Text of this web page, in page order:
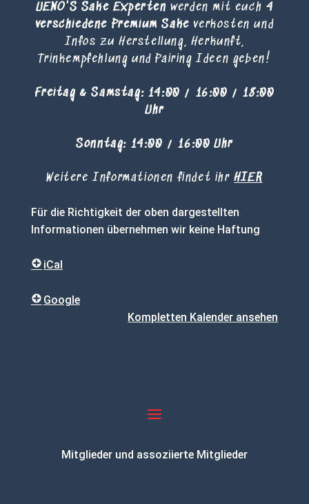
UENO'S Sake Expertenwerden mit euch 4
verschiedene Premium Sake verkosten und
Infos zu Herstellung, Herkunft,
Trinkempfehlung und Pairing Ideen geben!
Freitag & Samstag: 14:00 / 16:00 / 18:00
Uhr
Sonntag: 14:00 / 16:00 Uhr
Weitere Informationen findet ihrHIER
Für die Richtigkeit der oben dargestellten
Informationen übernehmen wir keine Haftung
iCal
Google
Kompletten Kalender ansehen
Mitglieder und assoziierte Mitglieder